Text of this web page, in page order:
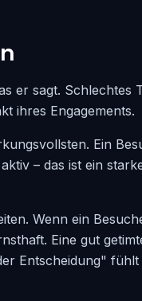
er sagt. Schlechtes
ihres Engagements.
Ein
– das ist ein
Wenn ein
Eine gut
Entscheidung"